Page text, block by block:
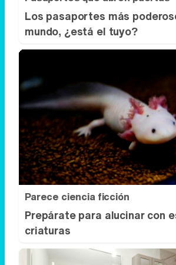
Parece ciencia ficción
Prepárate para alucinar con
criaturas